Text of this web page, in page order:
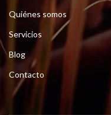
Quiénes somos
Servicios
Blog
Contacto